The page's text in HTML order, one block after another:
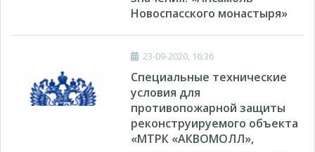
Новоспасского монастыря»
23-09-2020, 16:36
Специальные технические
условия для
противопожарной защиты
реконструируемого объекта
«МТРК «АКВОМОЛЛ»,